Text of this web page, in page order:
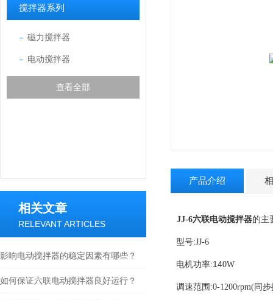
搅拌器系列
磁力搅拌器
电动搅拌器
查看全部
相关文章
RELEVANT ARTICLES
影响电动搅拌器的稳定因素有哪些？
如何保证六联电动搅拌器良好运行？
产品介绍
JJ-6六联电动搅拌器的主
型号:JJ-6
电机功率:140W
调速范围 :0-1200rpm( 同